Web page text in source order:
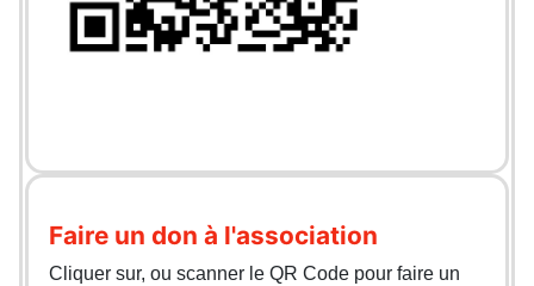
Faire un don à l'association
Cliquer sur, ou scanner le QR Code pour faire un